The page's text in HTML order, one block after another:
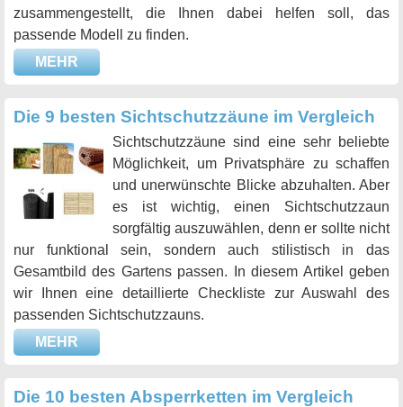
zusammengestellt, die Ihnen dabei helfen soll, das
passende Modell zu finden.
MEHR
Die 9 besten Sichtschutzzäune im Vergleich
Sichtschutzzäune sind eine sehr beliebte
Möglichkeit, um Privatsphäre zu schaffen
und unerwünschte Blicke abzuhalten. Aber
es ist wichtig, einen Sichtschutzzaun
sorgfältig auszuwählen, denn er sollte nicht
nur funktional sein, sondern auch stilistisch in das
Gesamtbild des Gartens passen. In diesem Artikel geben
wir Ihnen eine detaillierte Checkliste zur Auswahl des
passenden Sichtschutzzauns.
MEHR
Die 10 besten Absperrketten im Vergleich